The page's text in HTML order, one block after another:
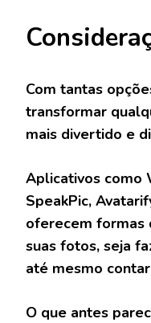
Com tantas
transformar
mais divertido e
Aplicativos como
SpeakPic,
oferecem formas
suas fotos, seja
até mesmo
O que antes